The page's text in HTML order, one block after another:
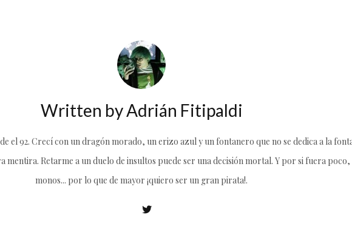
Written byAdrián Fitipaldi
el 92. Crecí con un dragón morado, un erizo azul y un fontanero que no se dedica a la
mentira. Retarme a un duelo de insultos puede ser una decisión mortal. Y por si fuera poco,
monos... por lo que de mayor ¡quiero ser un gran pirata!.